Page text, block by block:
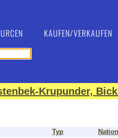
KAUFEN/VERKAUFEN
Krupunder,
Typ Nation